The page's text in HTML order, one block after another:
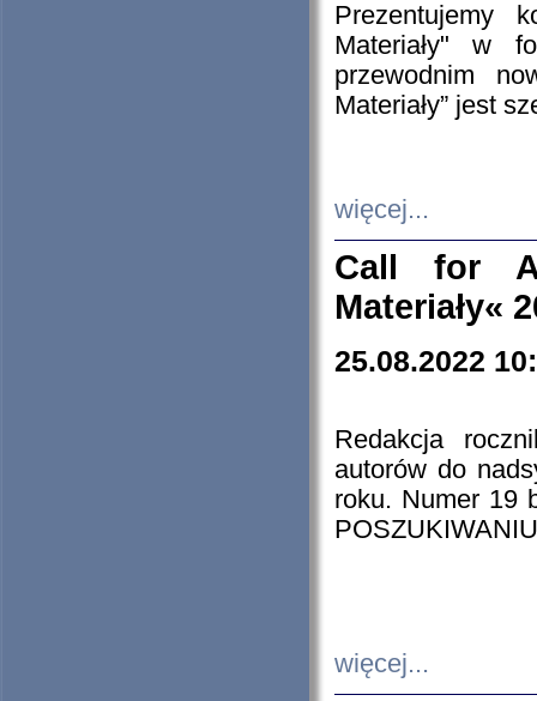
Prezentujemy
Materiały" w
przewodnim
Materiały” jest
więcej...
Call for
Materiały«
25.08.2022
Redakcja
autorów do
roku. Numer 19
więcej...